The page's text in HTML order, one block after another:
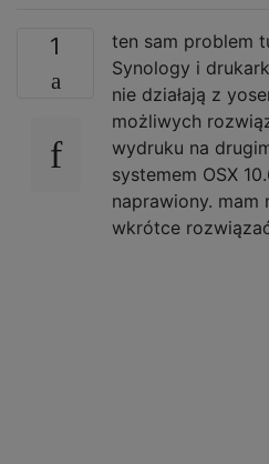
1
ten sam problem
Synology i
nie działają z
możliwych
wydruku na
systemem OSX
naprawiony. mam
wkrótce